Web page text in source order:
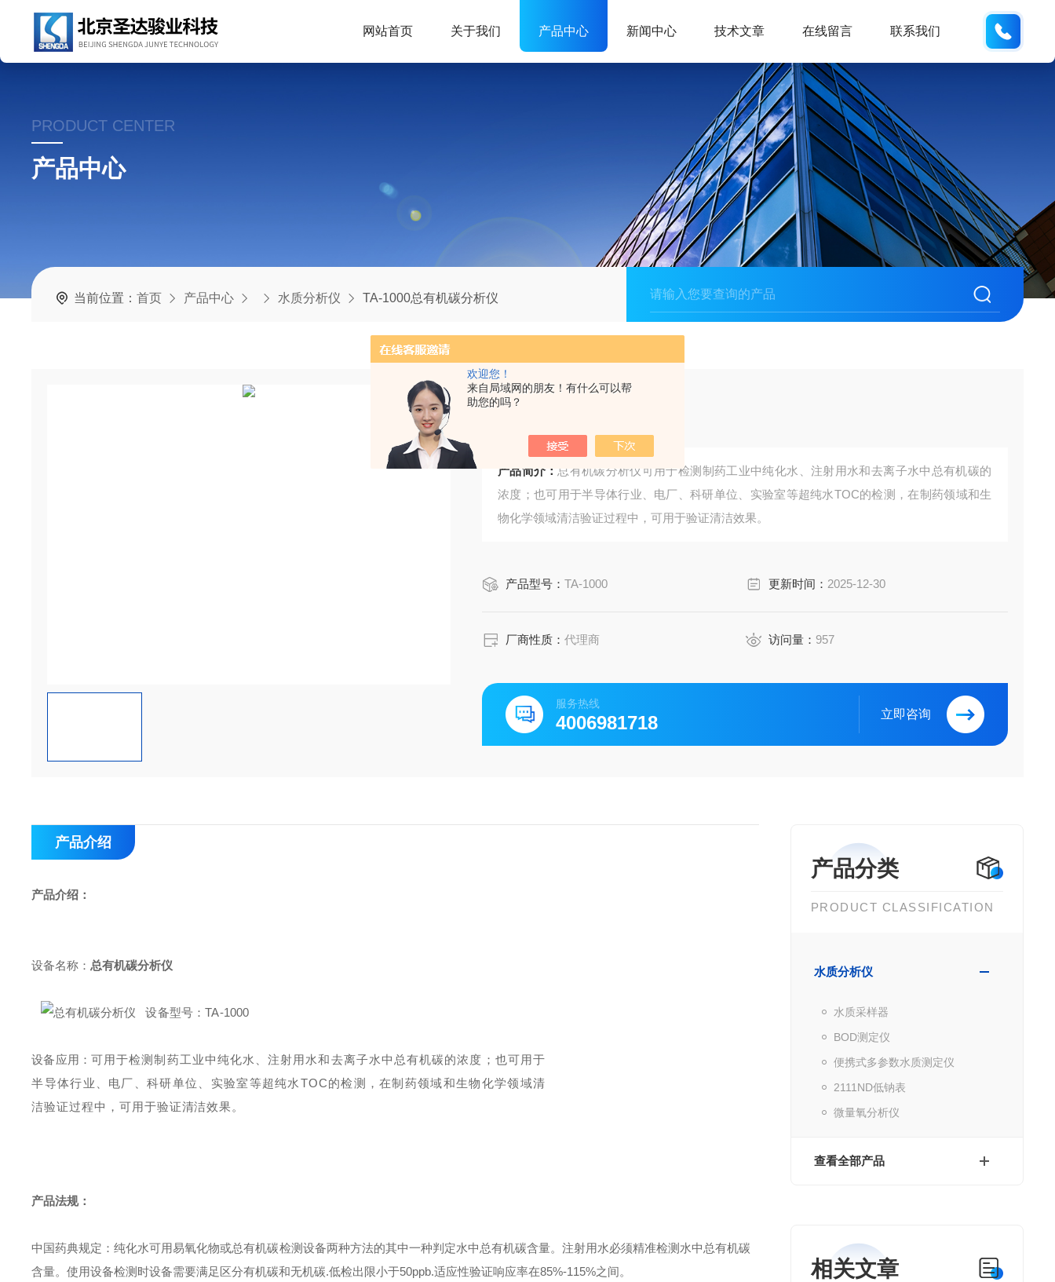
欢迎您！
来自局域网的朋友！有什么可以帮
助您的吗？
网站首页 关于我们 产品中心 新闻中心 技术文章 在线留言 联系我们
PRODUCT CENTER
产品中心
当前位置：首页 产品中心 水质分析仪 TA-1000总有机碳分析仪
产品简介： 总有机碳分析仪可用于检测制药工业中纯化水、注射用水和去离子水中总有机碳的
浓度；也可用于半导体行业、电厂、科研单位、实验室等超纯水TOC的检测，在制药领域和生
物化学领域清洁验证过程中，可用于验证清洁效果。
产品型号：TA-1000 更新时间： 2025-12-30
厂商性质：代理商 访问量： 957
服务热线
4006981718 立即咨询
产品分类
PRODUCT CLASSIFICATION
水质分析仪
水质采样器
BOD测定仪
便携式多参数水质测定仪
2111ND低钠表
微量氧分析仪
查看全部产品
相关文章
产品介绍
产品介绍：
设备名称：总有机碳分析仪
设备型号 ：TA-1000
设备应用：可用于检测制药工业中纯化水、注射用水和去离子水中总有机碳的浓度；也可用于
半导体行业、电厂、科研单位、实验室等超纯水TOC的检测，在制药领域和生物化学领域清
洁验证过程中，可用于验证清洁效果。
产品法规：
中国药典规定：纯化水可用易氧化物或总有机碳检测设备两种方法的其中一种判定水中总有机碳含量。注射用水必须精准检测水中总有机碳
含量。使用设备检测时设备需要满足区分有机碳和无机碳.低检出限小于50ppb.适应性验证响应率在85%-115%之间。